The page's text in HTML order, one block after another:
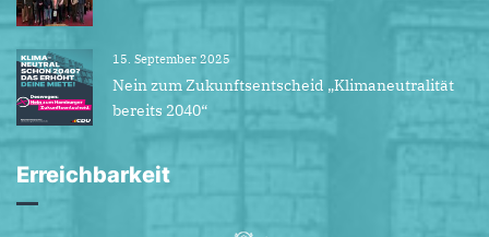
15. September 2025
Nein zum Zukunftsentscheid „Klimaneutralität
bereits 2040“
Erreichbarkeit